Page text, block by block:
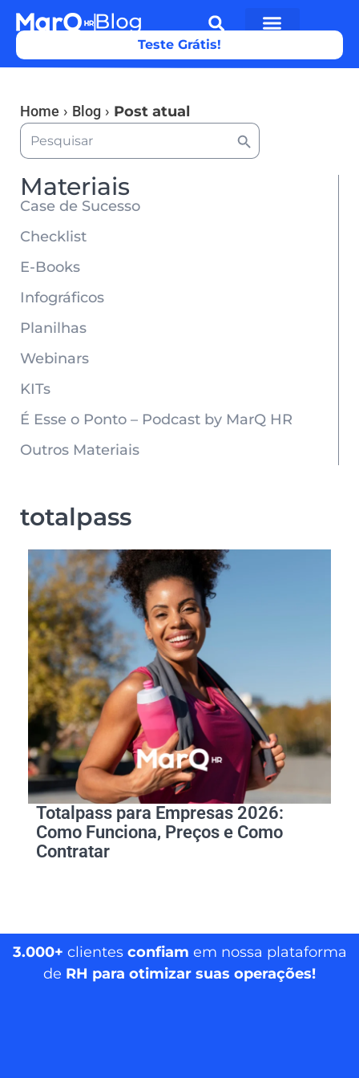
Teste Grátis!
Home › Blog › Post atual
Search
for:
Search Button
Materiais
Case de Sucesso
Checklist
E-Books
Infográficos
Planilhas
Webinars
KITs
É Esse o Ponto – Podcast by MarQ HR
Outros Materiais
totalpass
Totalpass para Empresas 2026:
Como Funciona, Preços e Como
Contratar
3.000+ clientes confiam em nossa plataforma
de RH para otimizar suas operações!